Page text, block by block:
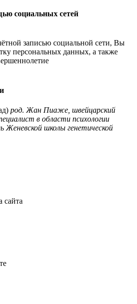
социальных сетей
записью социальной сети, Вы
персональных данных, а также
род. Жан Пиаже, швейцарский
в области психологии
Женевской школы генетической
сайта